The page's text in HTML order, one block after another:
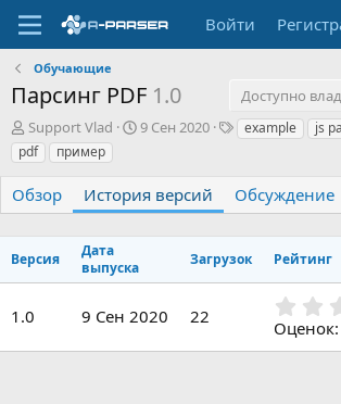
Войти
Обучающие
Парсинг PDF 1.0
Доступно
А
в
т
о
р
Support Vlad
Д
с
а
и
9 Сен 2020
Т example js
pdf
пример
Обзор История версий Обсуждение
Версия
Дата
выпуска
Загрузок Рейтинг
1.0 9 Сен 2020 22